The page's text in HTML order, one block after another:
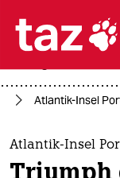

themen
Atlantik-Insel
Atlantik-Insel
Triumph